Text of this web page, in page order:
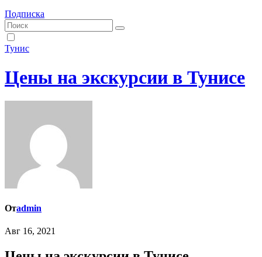
Подписка
Тунис
Цены на экскурсии в Тунисе
Отadmin
Авг 16, 2021